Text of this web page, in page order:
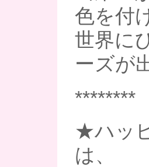
色を付
世界に
ーズが
********
★ハッ
は、